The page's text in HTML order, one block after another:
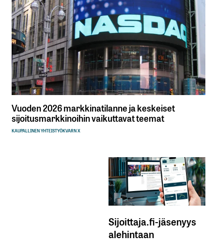
Vuoden 2026 markkinatilanne ja keskeiset
sijoitusmarkkinoihin vaikuttavat teemat
KAUPALLINEN YHTEISTYÖKVARN X
Sijoittaja.fi-jäsenyys
alehintaan